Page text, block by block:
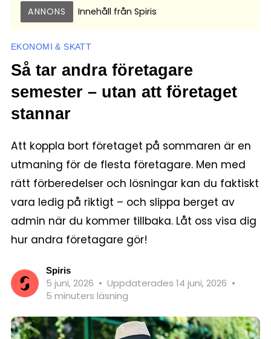
ANNONS Innehåll från Spiris
EKONOMI & SKATT
Så tar andra företagare
semester – utan att företaget
stannar
Att koppla bort företaget på sommaren är en
utmaning för de flesta företagare. Men med
rätt förberedelser och lösningar kan du faktiskt
vara ledig på riktigt – och slippa berget av
admin när du kommer tillbaka. Låt oss visa dig
hur andra företagare gör!
Spiris
5 juni, 2026 • Uppdaterades 14 juni, 2026 •
5 minuters läsning